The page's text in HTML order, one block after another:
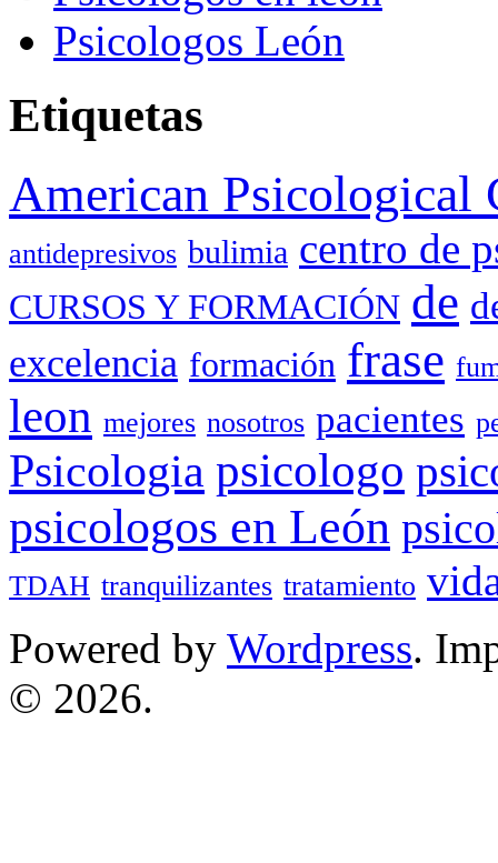
Psicologos León
Etiquetas
American Psicological
antidepresivos bulimia centro de
CURSOS Y FORMACIÓN de
excelencia formación frase
leon mejores nosotros pacientes
Psicologia psicologo
psicologos en León
TDAH tranquilizantes tratamiento
Powered by Wordpress.
© 2026.